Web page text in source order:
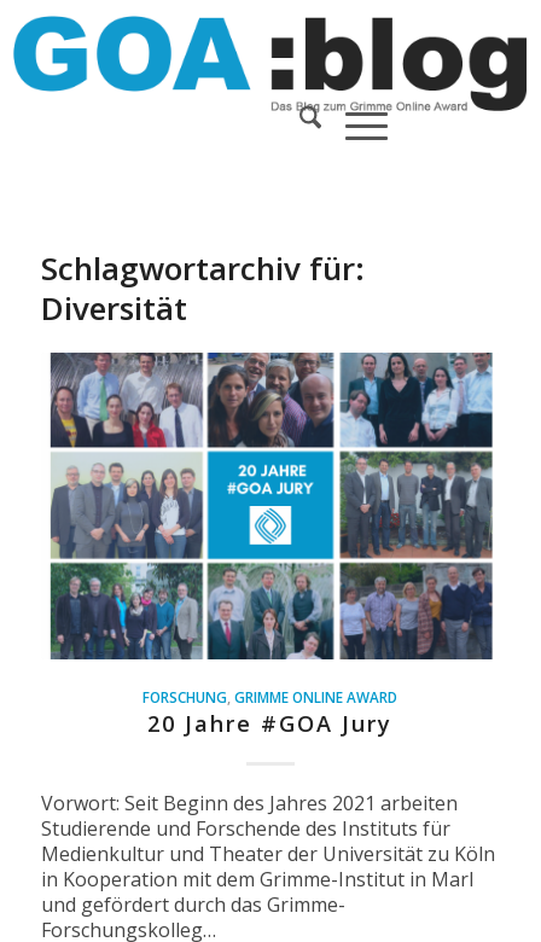
Schlagwortarchiv für:
Diversität
FORSCHUNG ,GRIMME ONLINE AWARD
20 Jahre #GOA Jury
Vorwort: Seit Beginn des Jahres 2021 arbeiten
Studierende und Forschende des Instituts für
Medienkultur und Theater der Universität zu Köln
in Kooperation mit dem Grimme-Institut in Marl
und gefördert durch das Grimme-
Forschungskolleg…